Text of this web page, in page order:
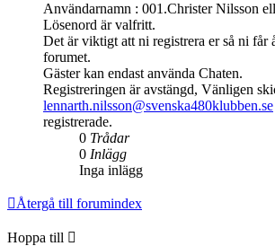
Användarnamn : 001.Christer Nilsson
Lösenord är valfritt.
Det är viktigt att ni registrera er så ni får
forumet.
Gäster kan endast använda Chaten.
Registreringen är avstängd, Vänligen
lennarth.nilsson@svenska480klubben.se
registrerade.
0 Trådar
0 Inlägg
Inga inlägg
Återgå till forumindex
Hoppa till